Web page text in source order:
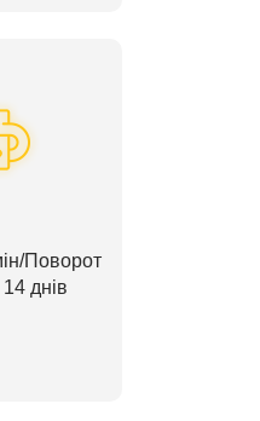
Поворот
днів